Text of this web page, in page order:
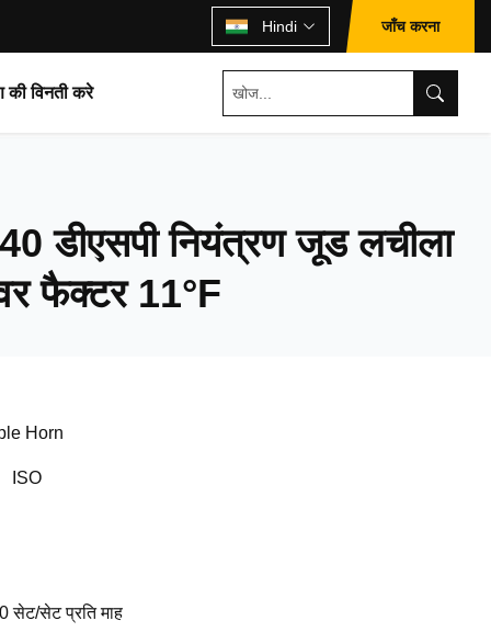
Hindi जाँच करना
की विनती करे
डीएसपी नियंत्रण जूड लचीला
फैक्टर 11°F
Horn
ISO
सेट/सेट प्रति माह